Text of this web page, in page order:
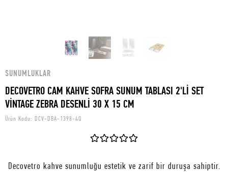
SUNUMLUKLAR
DECOVETRO CAM KAHVE SOFRA SUNUM TABLASI 2'Lİ SET
VİNTAGE ZEBRA DESENLİ 30 X 15 CM
Ürün Kodu: DCV-DBA-1398-4Q
Decovetro kahve sunumluğu estetik ve zarif bir duruşa sahiptir.